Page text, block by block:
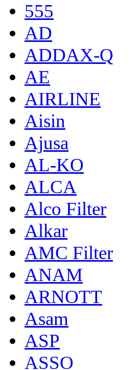
555
AD
ADDAX-Q
AE
AIRLINE
Aisin
Ajusa
AL-KO
ALCA
Alco Filter
Alkar
AMC Filter
ANAM
ARNOTT
Asam
ASP
ASSO